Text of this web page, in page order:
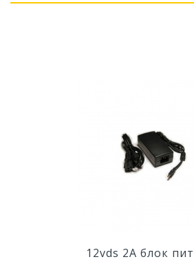
12vds 2A блок